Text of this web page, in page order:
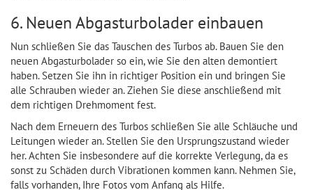
6. Neuen Abgasturbolader einbauen
Nun schließen Sie das Tauschen des Turbos ab. Bauen Sie den
neuen Abgasturbolader so ein, wie Sie den alten demontiert
haben. Setzen Sie ihn in richtiger Position ein und bringen Sie
alle Schrauben wieder an. Ziehen Sie diese anschließend mit
dem richtigen Drehmoment fest.
Nach dem Erneuern des Turbos schließen Sie alle Schläuche und
Leitungen wieder an. Stellen Sie den Ursprungszustand wieder
her. Achten Sie insbesondere auf die korrekte Verlegung, da es
sonst zu Schäden durch Vibrationen kommen kann. Nehmen Sie,
falls vorhanden, Ihre Fotos vom Anfang als Hilfe.